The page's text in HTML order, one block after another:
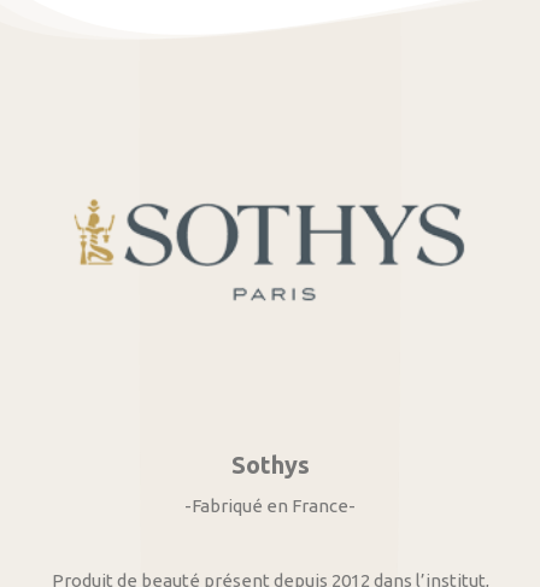
Sothys
-Fabriqué en France-
Produit de beauté présent depuis 2012 dans l’institut,